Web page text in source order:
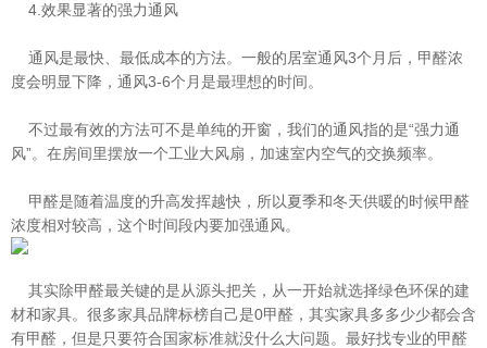
4.效果显著的强力通风
通风是最快、最低成本的方法。一般的居室通风3个月后，甲醛浓
度会明显下降，通风3-6个月是最理想的时间。
不过最有效的方法可不是单纯的开窗，我们的通风指的是“强力通
风”。在房间里摆放一个工业大风扇，加速室内空气的交换频率。
甲醛是随着温度的升高发挥越快，所以夏季和冬天供暖的时候甲醛
浓度相对较高，这个时间段内要加强通风。
其实除甲醛最关键的是从源头把关，从一开始就选择绿色环保的建
材和家具。很多家具品牌标榜自己是0甲醛，其实家具多多少少都会含
有甲醛，但是只要符合国家标准就没什么大问题。最好找专业的甲醛